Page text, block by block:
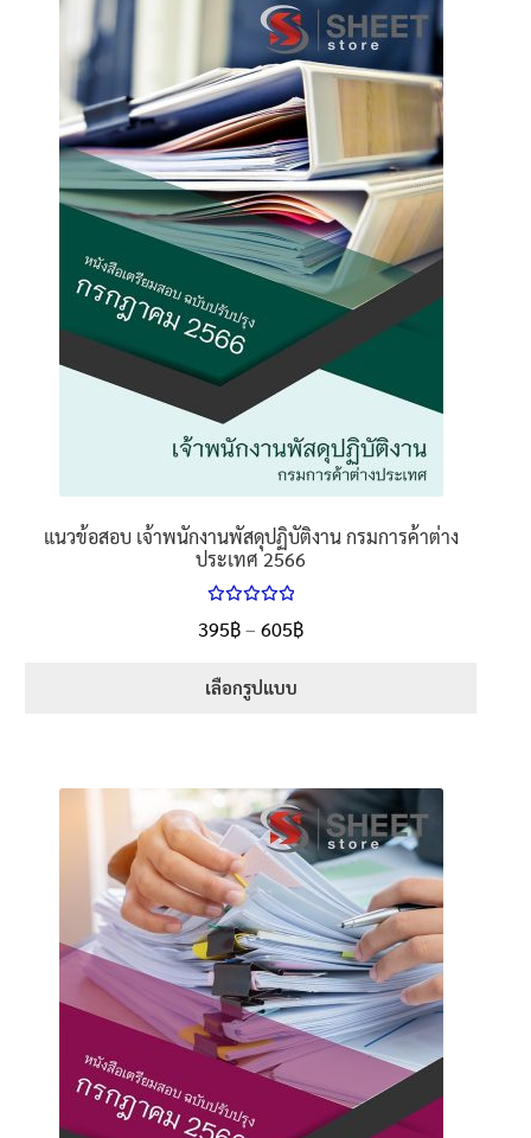
multiple
variants.
The
options
may
be
chosen
on
the
product
แนวข้อสอบ เจ้าพนักงานพัสดุปฏิบัติงาน กรมการค้าต่าง
ประเทศ 2566
5.00
ตั้งแต่
395฿– 605฿Price
เลือกรูปแบบ
has
multiple
variants.
The
options
may
be
chosen
on
the
product